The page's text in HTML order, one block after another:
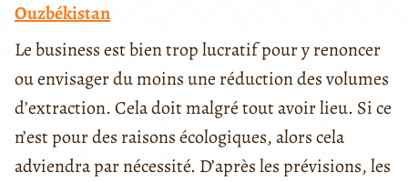
Ouzbékistan
Le business est bien trop lucratif pour y renoncer
ou envisager du moins une réduction des volumes
d’extraction. Cela doit malgré tout avoir lieu. Si ce
n’est pour des raisons écologiques, alors cela
adviendra par nécessité. D’après les prévisions, les